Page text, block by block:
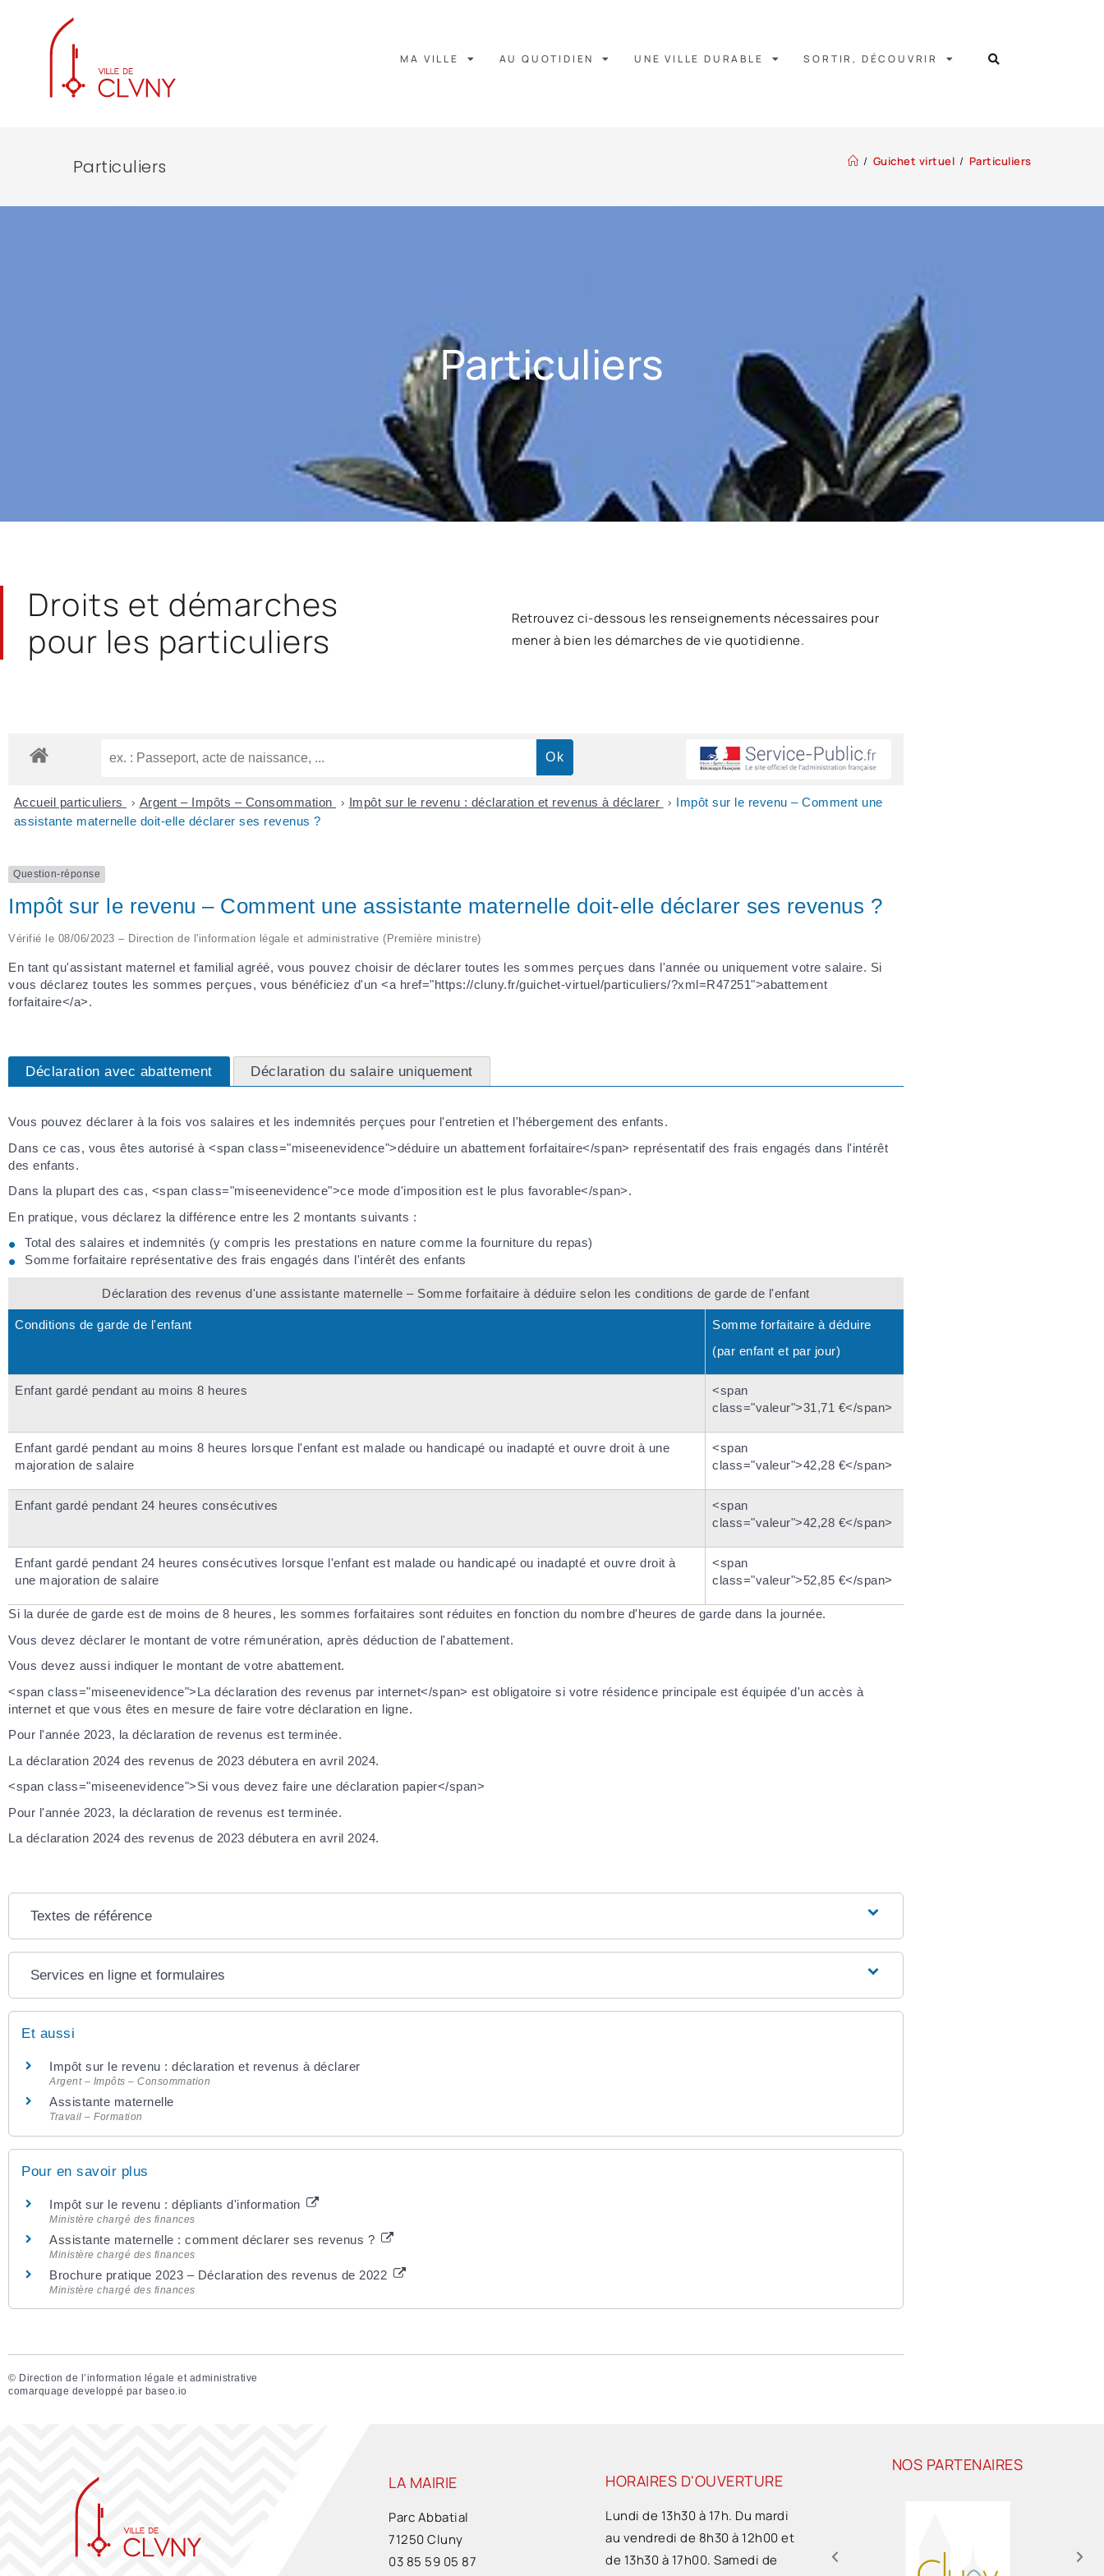
MA VILLE AU QUOTIDIEN UNE VILLE DURABLE SORTIR, DÉCOUVRIR
Particuliers / Guichet virtuel / Particuliers
Particuliers
Droits et démarches
pour les particuliers
Retrouvez ci-dessous les renseignements nécessaires pour
mener à bien les démarches de vie quotidienne.
Accueil particuliers > Argent – Impôts – Consommation > Impôt sur le revenu : déclaration et revenus à déclarer > Impôt sur le revenu – Comment une
assistante maternelle doit-elle déclarer ses revenus ?
Question-réponse
Impôt sur le revenu – Comment une assistante maternelle doit-elle déclarer ses revenus ?
Vérifié le 08/06/2023 – Direction de l'information légale et administrative (Première ministre)
En tant qu'assistant maternel et familial agréé, vous pouvez choisir de déclarer toutes les sommes perçues dans l'année ou uniquement votre salaire. Si
vous déclarez toutes les sommes perçues, vous bénéficiez d'un <a href="https://cluny.fr/guichet-virtuel/particuliers/?xml=R47251">abattement
forfaitaire</a>.
Déclaration avec abattement Déclaration du salaire uniquement
Vous pouvez déclarer à la fois vos salaires et les indemnités perçues pour l'entretien et l'hébergement des enfants.
Dans ce cas, vous êtes autorisé à <span class="miseenevidence">déduire un abattement forfaitaire</span> représentatif des frais engagés dans l'intérêt
des enfants.
Dans la plupart des cas, <span class="miseenevidence">ce mode d'imposition est le plus favorable</span>.
En pratique, vous déclarez la différence entre les 2 montants suivants :
Total des salaires et indemnités (y compris les prestations en nature comme la fourniture du repas)
Somme forfaitaire représentative des frais engagés dans l'intérêt des enfants
Déclaration des revenus d'une assistante maternelle – Somme forfaitaire à déduire selon les conditions de garde de l'enfant
Conditions de garde de l'enfant
Somme forfaitaire à déduire
(par enfant et par jour)
Enfant gardé pendant au moins 8 heures
<span
class="valeur">31,71 €</span>
Enfant gardé pendant au moins 8 heures lorsque l'enfant est malade ou handicapé ou inadapté et ouvre droit à une
majoration de salaire
<span
class="valeur">42,28 €</span>
Enfant gardé pendant 24 heures consécutives
<span
class="valeur">42,28 €</span>
Enfant gardé pendant 24 heures consécutives lorsque l'enfant est malade ou handicapé ou inadapté et ouvre droit à
une majoration de salaire
<span
class="valeur">52,85 €</span>
Si la durée de garde est de moins de 8 heures, les sommes forfaitaires sont réduites en fonction du nombre d'heures de garde dans la journée.
Vous devez déclarer le montant de votre rémunération, après déduction de l'abattement.
Vous devez aussi indiquer le montant de votre abattement.
<span class="miseenevidence">La déclaration des revenus par internet</span> est obligatoire si votre résidence principale est équipée d'un accès à
internet et que vous êtes en mesure de faire votre déclaration en ligne.
Pour l'année 2023, la déclaration de revenus est terminée.
La déclaration 2024 des revenus de 2023 débutera en avril 2024.
<span class="miseenevidence">Si vous devez faire une déclaration papier</span>
Pour l'année 2023, la déclaration de revenus est terminée.
La déclaration 2024 des revenus de 2023 débutera en avril 2024.
Textes de référence
Services en ligne et formulaires
Et aussi
Impôt sur le revenu : déclaration et revenus à déclarer
Argent – Impôts – Consommation
Assistante maternelle
Travail – Formation
Pour en savoir plus
Impôt sur le revenu : dépliants d'information
Ministère chargé des finances
Assistante maternelle : comment déclarer ses revenus ?
Ministère chargé des finances
Brochure pratique 2023 – Déclaration des revenus de 2022
Ministère chargé des finances
© Direction de l’information légale et administrative
comarquage developpé par baseo.io
LA MAIRIE
Parc Abbatial
71250 Cluny
03 85 59 05 87
HORAIRES D'OUVERTURE
Lundi de 13h30 à 17h. Du mardi
au vendredi de 8h30 à 12h00 et
de 13h30 à 17h00. Samedi de
NOS PARTENAIRES